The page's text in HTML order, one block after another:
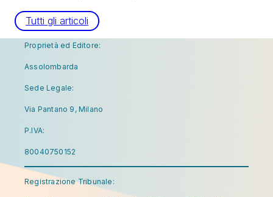
Tutti gli articoli
Proprietà ed Editore:
Assolombarda
Sede Legale:
Via Pantano 9, Milano
P.IVA:
80040750152
Registrazione Tribunale: